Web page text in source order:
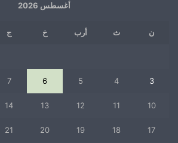
أغسطس 2026
ن ث أرب خ ج
3
4
5
6
7
10
11
12
13
14
17
18
19
20
21